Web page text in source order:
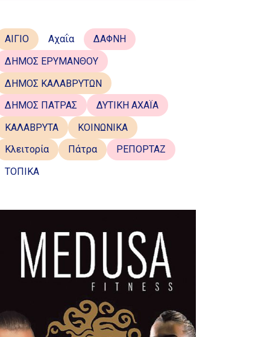
ΑΙΓΙΟ Αχαΐα
ΔΑΦΝΗ
ΔΗΜΟΣ ΕΡΥΜΑΝΘΟΥ
ΔΗΜΟΣ ΚΑΛΑΒΡΥΤΩΝ
ΔΗΜΟΣ ΠΑΤΡΑΣ
ΔΥΤΙΚΗ ΑΧΑΪΑ
ΚΑΛΑΒΡΥΤΑ
ΚΟΙΝΩΝΙΚΑ
Κλειτορία
Πάτρα
ΡΕΠΟΡΤΑΖ
ΤΟΠΙΚΑ